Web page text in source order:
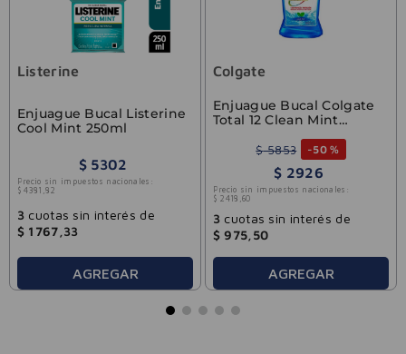
Listerine
Enjuague Bucal Listerine
Cool Mint 250ml
$ 5302
Precio sin impuestos nacionales:
$ 4381 82
3cuotas sin interés de
$ 1767 33
AGREGAR
Colgate
Enjuague Bucal Colgate
Total 12 Clean Mint
$ 5853 -50 %
$ 2926
Precio sin impuestos nacionales:
$ 2418 ,60
3cuotas sin interés de
$ 975 50
AGREGAR